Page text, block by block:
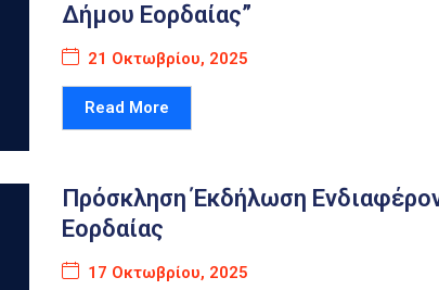
Δήμου Εορδαίας”
21 Οκτωβρίου, 2025
Read More
Πρόσκληση Έκδήλωση
Εορδαίας
17 Οκτωβρίου, 2025